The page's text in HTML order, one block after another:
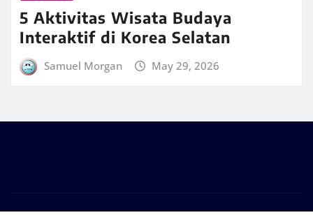
5 Aktivitas Wisata Budaya
Interaktif di Korea Selatan
Samuel Morgan May 29, 2026